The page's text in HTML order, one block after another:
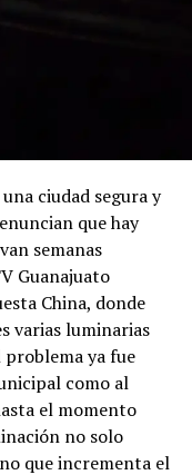
ciudad segura y
que hay
semanas
Guanajuato
China, donde
varias luminarias
problema ya fue
como al
el momento
no solo
que incrementa el